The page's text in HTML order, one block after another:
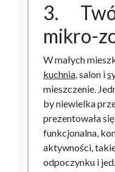
3.
mikro-
W małych
kuchnia, salon i
mieszczenie.
by niewielka
prezentowała
funkcjonalna,
aktywności,
odpoczynku i